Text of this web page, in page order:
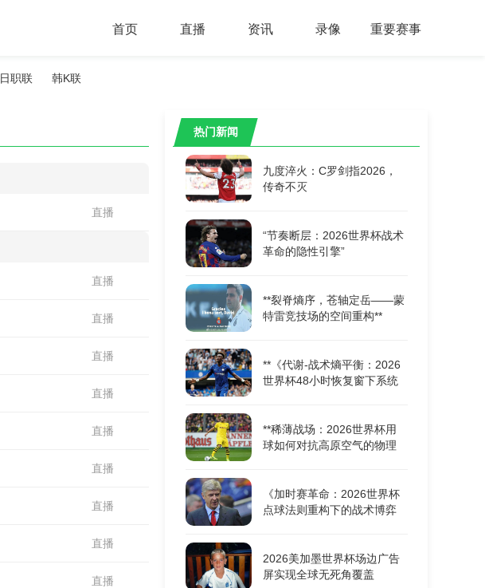
首页 直播 资讯 录像 重要赛事
日职联 韩K联
直播
直播
直播
直播
直播
直播
直播
直播
直播
直播
热门新闻
九度淬火：C罗剑指2026，
传奇不灭
“节奏断层：2026世界杯战术
革命的隐性引擎”
**裂脊熵序，苍轴定岳——蒙
特雷竞技场的空间重构**
**《代谢-战术熵平衡：2026
世界杯48小时恢复窗下系统
**稀薄战场：2026世界杯用
球如何对抗高原空气的物理
《加时赛革命：2026世界杯
点球法则重构下的战术博弈
2026美加墨世界杯场边广告
屏实现全球无死角覆盖